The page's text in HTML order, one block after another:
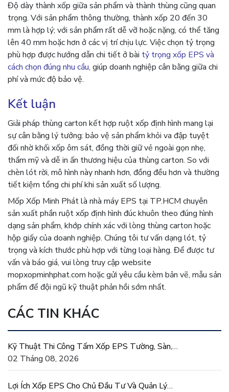
Độ dày thành xốp giữa sản phẩm và thành thùng cũng quan
trọng. Với sản phẩm thông thường, thành xốp 20 đến 30
mm là hợp lý; với sản phẩm rất dễ vỡ hoặc nặng, có thể tăng
lên 40 mm hoặc hơn ở các vị trí chịu lực. Việc chọn tỷ trọng
phù hợp được hướng dẫn chi tiết ở bài tỷ trọng xốp EPS và
cách chọn đúng nhu cầu, giúp doanh nghiệp cân bằng giữa chi
phí và mức độ bảo vệ.
Kết luận
Giải pháp thùng carton kết hợp ruột xốp định hình mang lại
sự cân bằng lý tưởng: bảo vệ sản phẩm khỏi va đập tuyệt
đối nhờ khối xốp ôm sát, đồng thời giữ vẻ ngoài gọn nhẹ,
thẩm mỹ và dễ in ấn thương hiệu của thùng carton. So với
chèn lót rời, mô hình này nhanh hơn, đồng đều hơn và thường
tiết kiệm tổng chi phí khi sản xuất số lượng.
Mốp Xốp Minh Phát là nhà máy EPS tại TP.HCM chuyên
sản xuất phần ruột xốp định hình đúc khuôn theo đúng hình
dạng sản phẩm, khớp chính xác với lòng thùng carton hoặc
hộp giấy của doanh nghiệp. Chúng tôi tư vấn dạng lót, tỷ
trọng và kích thước phù hợp với từng loại hàng. Để được tư
vấn và báo giá, vui lòng truy cập website
mopxopminhphat.com hoặc gửi yêu cầu kèm bản vẽ, mẫu sản
phẩm để đội ngũ kỹ thuật phản hồi sớm nhất.
CÁC TIN KHÁC
Kỹ Thuật Thi Công Tấm Xốp EPS Tường, Sàn,
Mái Đúng Chuẩn
02 Tháng 08, 2026
Lợi Ích Xốp EPS Cho Chủ Đầu Tư Và Quản Lý